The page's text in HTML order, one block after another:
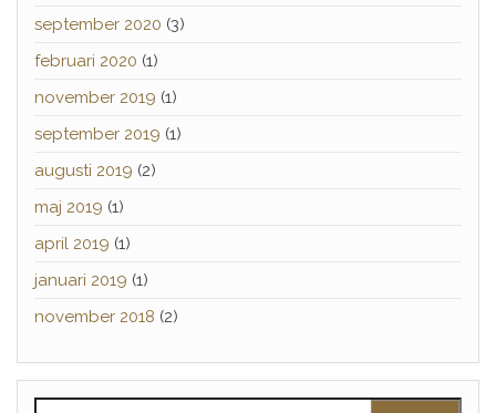
september 2020 (3)
februari 2020 (1)
november 2019 (1)
september 2019 (1)
augusti 2019 (2)
maj 2019 (1)
april 2019 (1)
januari 2019 (1)
november 2018 (2)